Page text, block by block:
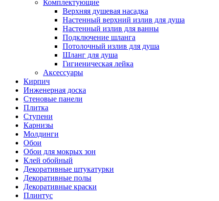
Комплектующие
Верхняя душевая насадка
Настенный верхний излив для душа
Настенный излив для ванны
Подключение шланга
Потолочный излив для душа
Шланг для душа
Гигиеническая лейка
Аксессуары
Кирпич
Инженерная доска
Стеновые панели
Плитка
Ступени
Карнизы
Молдинги
Обои
Обои для мокрых зон
Клей обойный
Декоративные штукатурки
Декоративные полы
Декоративные краски
Плинтус